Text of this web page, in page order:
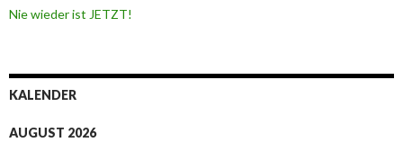
Nie wieder ist JETZT!
KALENDER
AUGUST 2026